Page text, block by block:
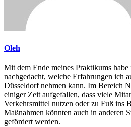
Oleh
Mit dem Ende meines Praktikums habe
nachgedacht, welche Erfahrungen ich
Düsseldorf nehmen kann. Im Bereich
einiger Zeit aufgefallen, dass viele
Verkehrsmittel nutzen oder zu Fuß ins
Maßnahmen könnten auch in anderen
gefördert werden.